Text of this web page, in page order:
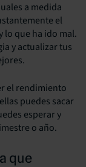
a medida
el
lo que ha ido mal.
y actualizar tus
el rendimiento
puedes sacar
esperar y
o año.
que